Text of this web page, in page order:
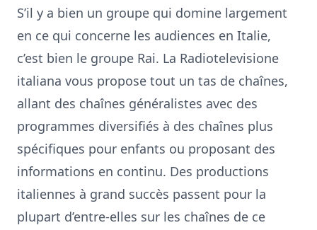
S’il y a bien un groupe qui domine largement
en ce qui concerne les audiences en Italie,
c’est bien le groupe Rai. La Radiotelevisione
italiana vous propose tout un tas de chaînes,
allant des chaînes généralistes avec des
programmes diversifiés à des chaînes plus
spécifiques pour enfants ou proposant des
informations en continu. Des productions
italiennes à grand succès passent pour la
plupart d’entre-elles sur les chaînes de ce